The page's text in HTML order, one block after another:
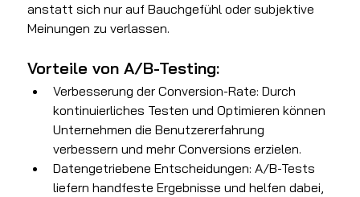
anstatt sich nur auf Bauchgefühl oder subjektive
Meinungen zu verlassen.
Vorteile von A/B-Testing:
Verbesserung der Conversion-Rate: Durch
kontinuierliches Testen und Optimieren können
Unternehmen die Benutzererfahrung
verbessern und mehr Conversions erzielen.
Datengetriebene Entscheidungen: A/B-Tests
liefern handfeste Ergebnisse und helfen dabei,